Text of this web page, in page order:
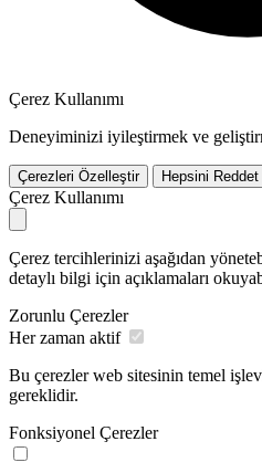
Çerez Kullanımı
Deneyiminizi iyileştirmek ve
Çerezleri Özelleştir Hepsini Reddet
Çerez Kullanımı
Çerez tercihlerinizi aşağıdan
detaylı bilgi için açıklamaları
Zorunlu Çerezler
Her zaman aktif
Bu çerezler web sitesinin temel
gereklidir.
Fonksiyonel Çerezler